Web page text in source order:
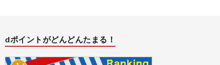
dポイントがどんどんたまる！